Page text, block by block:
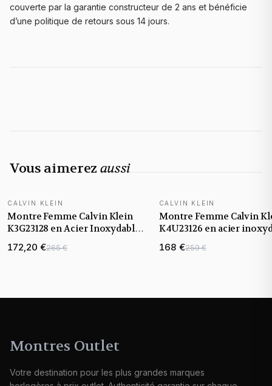
couverte par la garantie constructeur de 2 ans et bénéficie
d’une politique de retours sous 14 jours.
Vous aimerez aussi
CALVIN KLEIN
Montre Femme Calvin Klein
K3G23128 en Acier Inoxydable
Argenté
172,20 €265 €
CALVIN KLEIN
Montre Femme Calvin
K4U23126 en acier
poli
168 €259 €
Montres Outlet
Votre destination pour les plus grandes marques